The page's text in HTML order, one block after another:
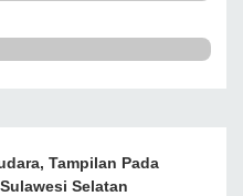
Tampilan Pada
Selatan